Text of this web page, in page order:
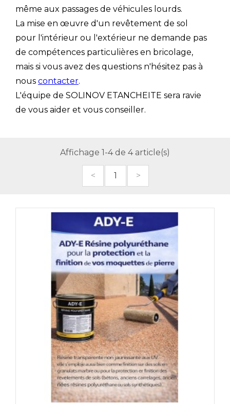
même aux passages de véhicules lourds.
La mise en œuvre d'un revêtement de sol
pour l'intérieur ou l'extérieur ne demande pas
de compétences particulières en bricolage,
mais si vous avez des questions n'hésitez pas à
nous contacter.
L'équipe de SOLINOV ETANCHEITE sera ravie
de vous aider et vous conseiller.
Affichage 1-4 de 4 article(s)
< 1 >